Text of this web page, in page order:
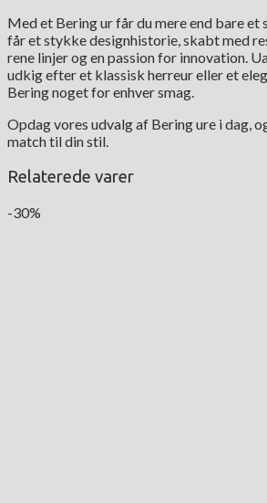
Med et Bering ur får du mere end bare
får et stykke designhistorie, skabt med
rene linjer og en passion for innovation.
udkig efter et klassisk herreur eller et
Bering noget for enhver smag.
Opdag vores udvalg af Bering ure i dag,
match til din stil.
Relaterede varer
-30%